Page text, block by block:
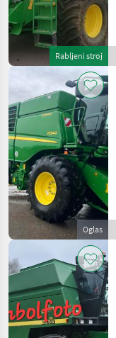
Rabljeni stroj
Oglas